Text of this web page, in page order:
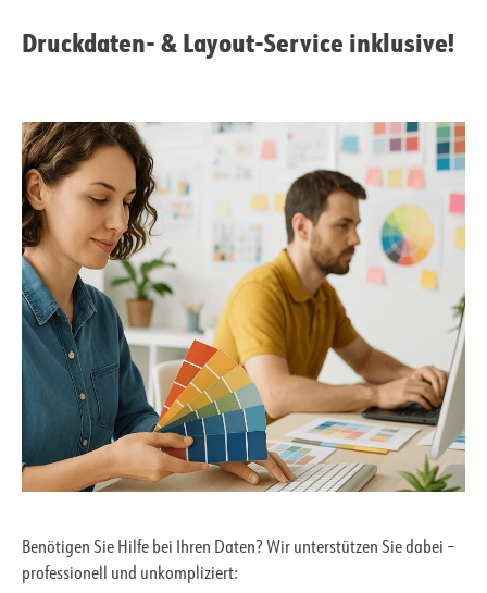
Druckdaten- & Layout-Service inklusive!
Benötigen Sie Hilfe bei Ihren Daten? Wir unterstützen Sie dabei –
professionell und unkompliziert: